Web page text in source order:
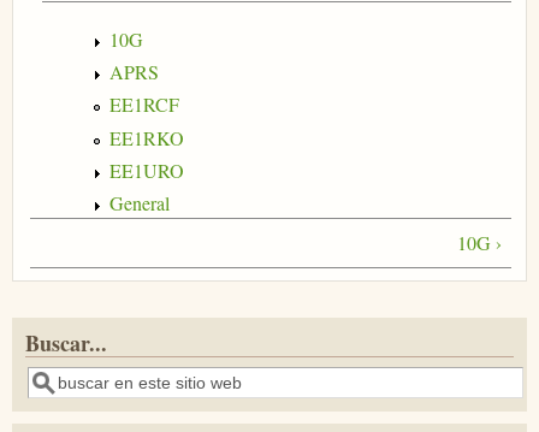
10G
APRS
EE1RCF
EE1RKO
EE1URO
General
10G ›
Buscar...
Buscar